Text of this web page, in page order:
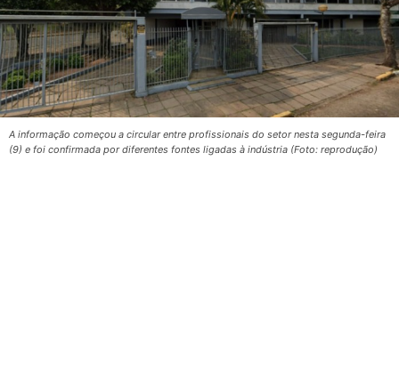
A informação começou a circular entre profissionais do setor nesta segunda-feira
(9) e foi confirmada por diferentes fontes ligadas à indústria (Foto: reprodução)